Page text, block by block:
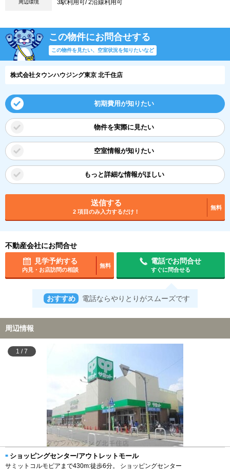
周辺環境 3駅利用可/ 2沿線利用可
この物件にお問合せする
この物件を見たい、空室状況を知りたいなど
株式会社タウンハウジング東京 北千住店
初期費用が知りたい
物件を実際に見たい
空室情報が知りたい
もっと詳細な情報がほしい
送信する
2 項目のみ入力するだけ！
無料
不動産会社にお問合せ
見学予約する
内見・お店訪問の相談
無料
電話でお問合せ
すぐに問合せる
おすすめ 電話ならやりとりがスムーズです
周辺情報
1 /7
ショッピングセンター/アウトレットモール
サミットコルモピアまで430m:徒歩6分。 ショッピングセンター